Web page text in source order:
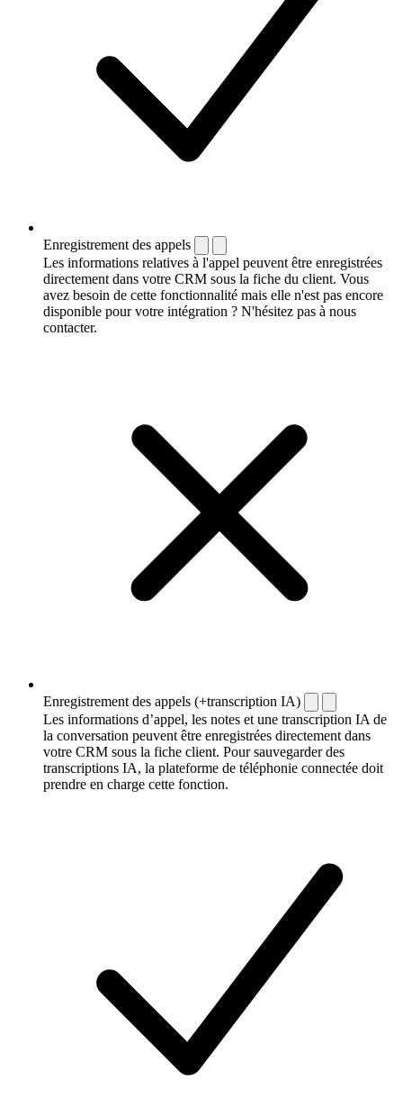
Enregistrement des appels
Les informations relatives à l'appel peuvent être enregistrées
directement dans votre CRM sous la fiche du client. Vous
avez besoin de cette fonctionnalité mais elle n'est pas encore
disponible pour votre intégration ? N'hésitez pas à nous
contacter.
Enregistrement des appels (+transcription IA)
Les informations d’appel, les notes et une transcription IA de
la conversation peuvent être enregistrées directement dans
votre CRM sous la fiche client. Pour sauvegarder des
transcriptions IA, la plateforme de téléphonie connectée doit
prendre en charge cette fonction.